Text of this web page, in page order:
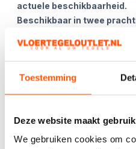
Toestemming
Deze website maakt
We gebruiken cookies om
actuele beschikbaarheid.
Beschikbaar in twee
Kies het